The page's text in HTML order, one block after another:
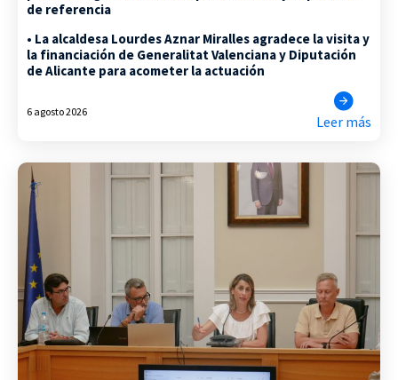
de referencia
• La alcaldesa Lourdes Aznar Miralles agradece la visita y
la financiación de Generalitat Valenciana y Diputación
de Alicante para acometer la actuación
6 agosto 2026
Leer más